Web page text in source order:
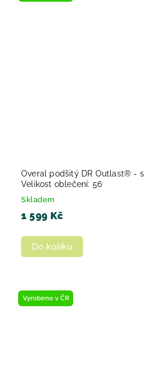
Overal podšitý DR Outlast® -
Velikost oblečení: 56
Skladem
1 599 Kč
Do košíku
Vyrobeno v ČR